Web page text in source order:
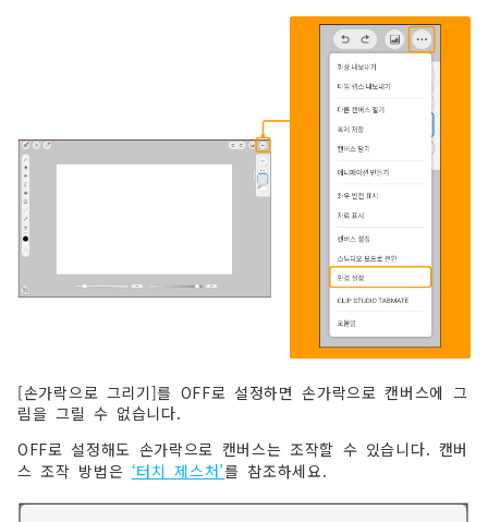
[손가락으로 그리기]를 OFF로 설정하면 손가락으로 캔버스에 그
림을 그릴 수 없습니다.
OFF로 설정해도 손가락으로 캔버스는 조작할 수 있습니다. 캔버
스 조작 방법은 ‘터치 제스처’를 참조하세요.